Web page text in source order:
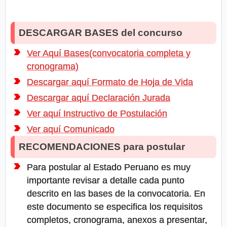
DESCARGAR BASES del concurso
Ver Aquí Bases(convocatoria completa y
cronograma)
Descargar aquí Formato de Hoja de Vida
Descargar aquí Declaración Jurada
Ver aquí Instructivo de Postulación
Ver aquí Comunicado
RECOMENDACIONES para postular
Para postular al Estado Peruano es muy
importante revisar a detalle cada punto
descrito en las bases de la convocatoria. En
este documento se especifica los requisitos
completos, cronograma, anexos a presentar,